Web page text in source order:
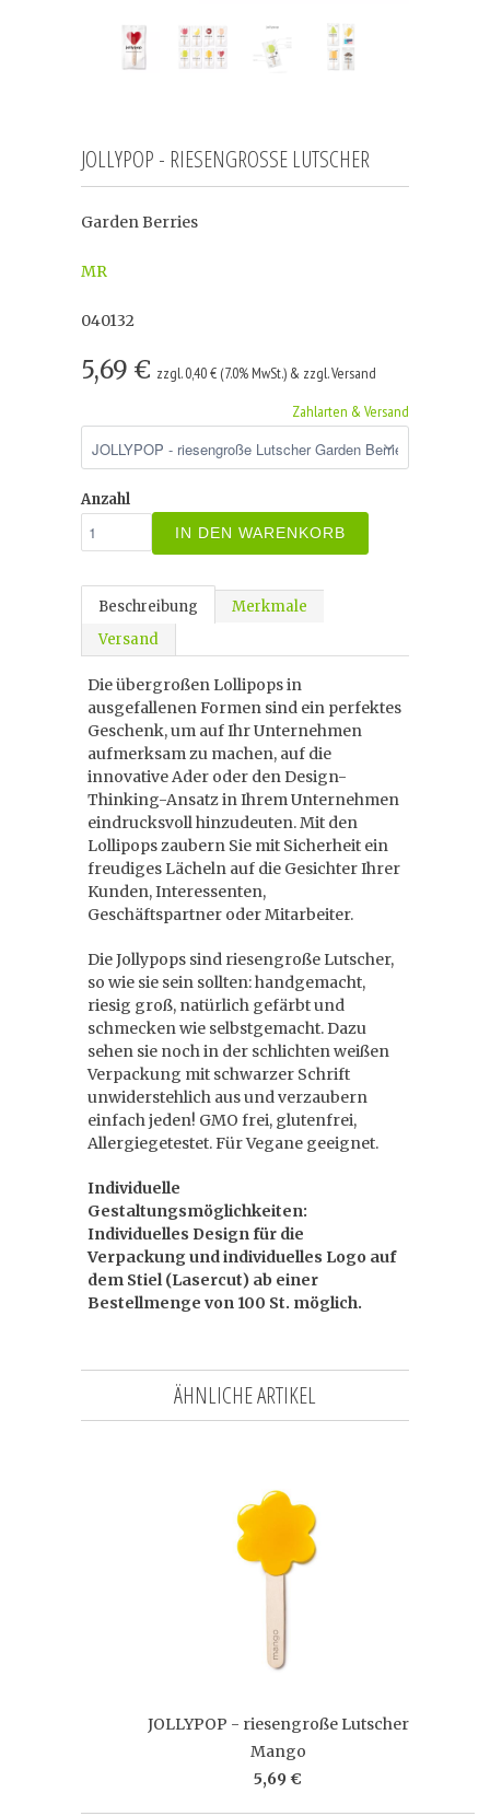
JOLLYPOP - RIESENGROSSE LUTSCHER
Garden Berries
MR
040132
5,69 € zzgl. 0,40 € (7.0% MwSt.) & zzgl. Versand
Zahlarten & Versand
Anzahl
IN DEN WARENKORB
Beschreibung
Merkmale
Versand
Die übergroßen Lollipops in
ausgefallenen Formen sind ein perfektes
Geschenk, um auf Ihr Unternehmen
aufmerksam zu machen, auf die
innovative Ader oder den Design-
Thinking-Ansatz in Ihrem Unternehmen
eindrucksvoll hinzudeuten. Mit den
Lollipops zaubern Sie mit Sicherheit ein
freudiges Lächeln auf die Gesichter Ihrer
Kunden, Interessenten,
Geschäftspartner oder Mitarbeiter.
Die Jollypops sind riesengroße Lutscher,
so wie sie sein sollten: handgemacht,
riesig groß, natürlich gefärbt und
schmecken wie selbstgemacht. Dazu
sehen sie noch in der schlichten weißen
Verpackung mit schwarzer Schrift
unwiderstehlich aus und verzaubern
einfach jeden! GMO frei, glutenfrei,
Allergiegetestet. Für Vegane geeignet.
Individuelle
Gestaltungsmöglichkeiten:
Individuelles Design für die
Verpackung und individuelles Logo auf
dem Stiel (Lasercut) ab einer
Bestellmenge von 100 St. möglich.
ÄHNLICHE ARTIKEL
JOLLYPOP - riesengroße Lutscher
Mango
5,69 €